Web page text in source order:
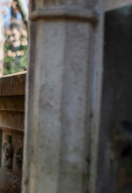
Trefwoorden